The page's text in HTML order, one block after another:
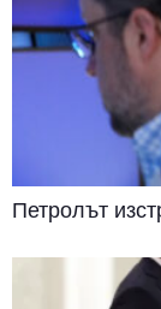
Петролът